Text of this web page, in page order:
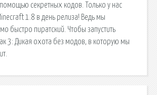
секретных кодов. Только у нас
1.8 в день релиза! Ведь мы
быстро пиратский. Чтобы запустить
3: Дикая охота без модов, в которую мы